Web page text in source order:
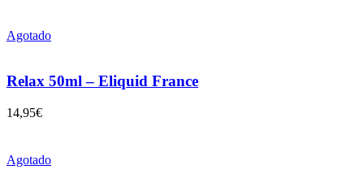
Agotado
Relax 50ml – Eliquid France
14,95€
Agotado